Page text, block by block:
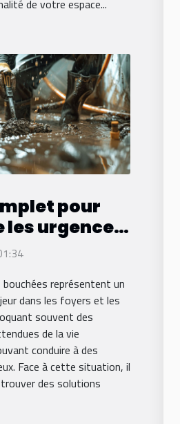
de votre espace...
pour
les urgences
représentent un
dans les foyers et les
souvent des
de la vie
conduire à des
Face à cette situation, il
des solutions